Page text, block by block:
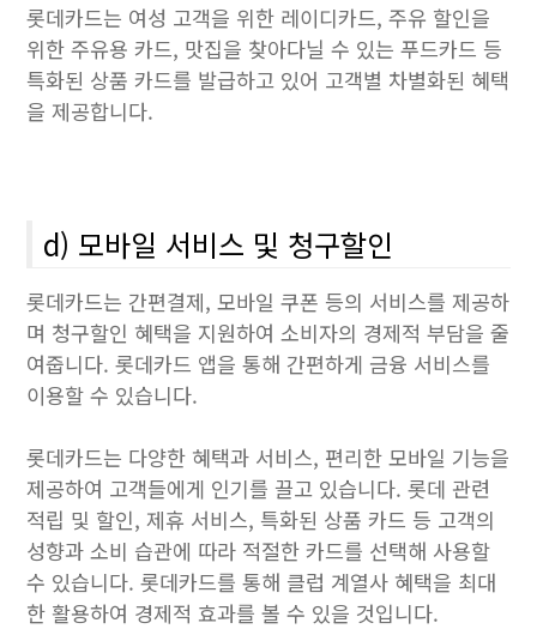
롯데카드는 여성 고객을 위한 레이디카드, 주유 할인을
위한 주유용 카드, 맛집을 찾아다닐 수 있는 푸드카드 등
특화된 상품 카드를 발급하고 있어 고객별 차별화된 혜택
을 제공합니다.
d) 모바일 서비스 및 청구할인
롯데카드는 간편결제, 모바일 쿠폰 등의 서비스를 제공하
며 청구할인 혜택을 지원하여 소비자의 경제적 부담을 줄
여줍니다. 롯데카드 앱을 통해 간편하게 금융 서비스를
이용할 수 있습니다.
롯데카드는 다양한 혜택과 서비스, 편리한 모바일 기능을
제공하여 고객들에게 인기를 끌고 있습니다. 롯데 관련
적립 및 할인, 제휴 서비스, 특화된 상품 카드 등 고객의
성향과 소비 습관에 따라 적절한 카드를 선택해 사용할
수 있습니다. 롯데카드를 통해 클럽 계열사 혜택을 최대
한 활용하여 경제적 효과를 볼 수 있을 것입니다.